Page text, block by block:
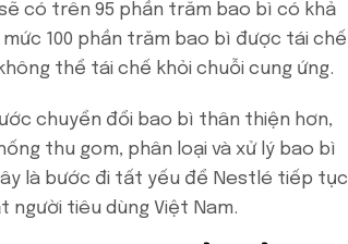
có trên 95 phần trăm bao bì có khả
100 phần trăm bao bì được tái chế
thể tái chế khỏi chuỗi cung ứng.
chuyển đổi bao bì thân thiện hơn,
thu gom, phân loại và xử lý bao bì
là bước đi tất yếu để Nestlé tiếp tục
người tiêu dùng Việt Nam.